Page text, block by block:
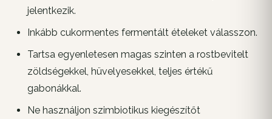
jelentkezik.
Inkább cukormentes fermentált ételeket válasszon.
Tartsa egyenletesen magas szinten a rostbevitelt
zöldségekkel, hüvelyesekkel, teljes értékű
gabonákkal.
Ne használjon szimbiotikus kiegészítőt